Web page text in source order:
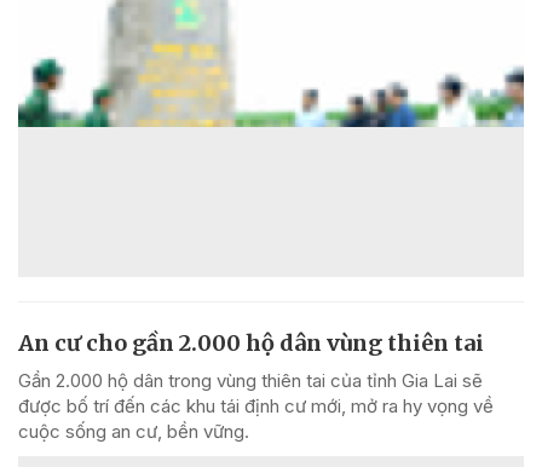
An cư cho gần 2.000 hộ dân vùng thiên tai
Gần 2.000 hộ dân trong vùng thiên tai của tỉnh Gia Lai sẽ
được bố trí đến các khu tái định cư mới, mở ra hy vọng về
cuộc sống an cư, bền vững.